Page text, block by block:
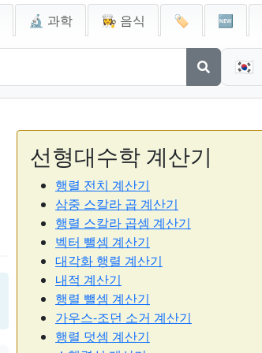
🔬 과학 👩‍🍳 음식 🏷️ 🆕
🇰🇷
선형대수학 계산기
행렬 전치 계산기
삼중 스칼라 곱 계산기
행렬 스칼라 곱셈 계산기
벡터 뺄셈 계산기
대각화 행렬 계산기
내적 계산기
행렬 뺄셈 계산기
가우스-조던 소거 계산기
행렬 덧셈 계산기